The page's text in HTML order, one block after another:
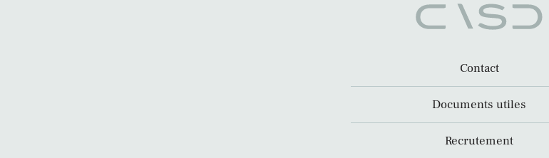
Contact
Documents utiles
Recrutement